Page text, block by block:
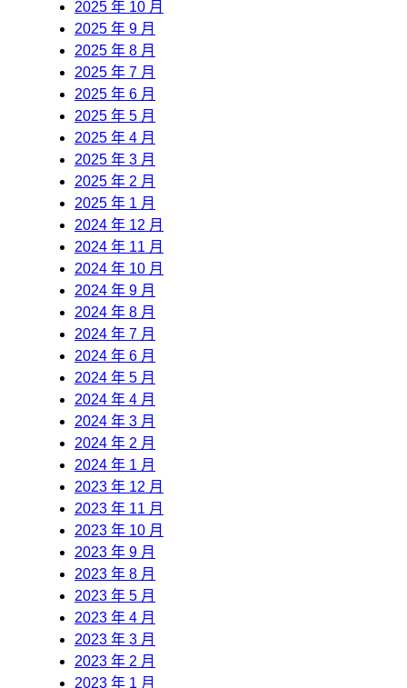
2025 年 10 月
2025 年 9 月
2025 年 8 月
2025 年 7 月
2025 年 6 月
2025 年 5 月
2025 年 4 月
2025 年 3 月
2025 年 2 月
2025 年 1 月
2024 年 12 月
2024 年 11 月
2024 年 10 月
2024 年 9 月
2024 年 8 月
2024 年 7 月
2024 年 6 月
2024 年 5 月
2024 年 4 月
2024 年 3 月
2024 年 2 月
2024 年 1 月
2023 年 12 月
2023 年 11 月
2023 年 10 月
2023 年 9 月
2023 年 8 月
2023 年 5 月
2023 年 4 月
2023 年 3 月
2023 年 2 月
2023 年 1 月